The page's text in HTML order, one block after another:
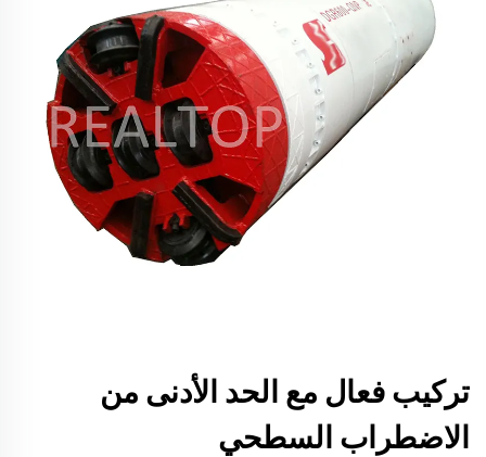
تركيب فعال مع الحد الأدنى من
الاضطراب السطحي